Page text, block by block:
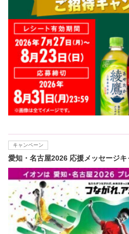
キャンペーン
愛知・名古屋2026 応援メッセージキ